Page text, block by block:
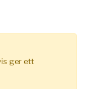
ger ett